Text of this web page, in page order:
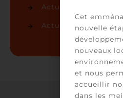
Actualités du cabinet
Actualités juridiques
Cet
nouvelle
nouveaux
et nous
accueillir
dans les